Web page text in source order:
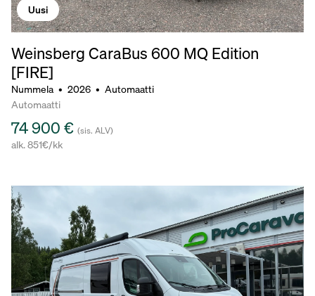
Uusi
Weinsberg CaraBus 600 MQ Edition
[FIRE]
Nummela • 2026 • Automaatti
Automaatti
74 900 € (sis. ALV)
alk. 851€/kk